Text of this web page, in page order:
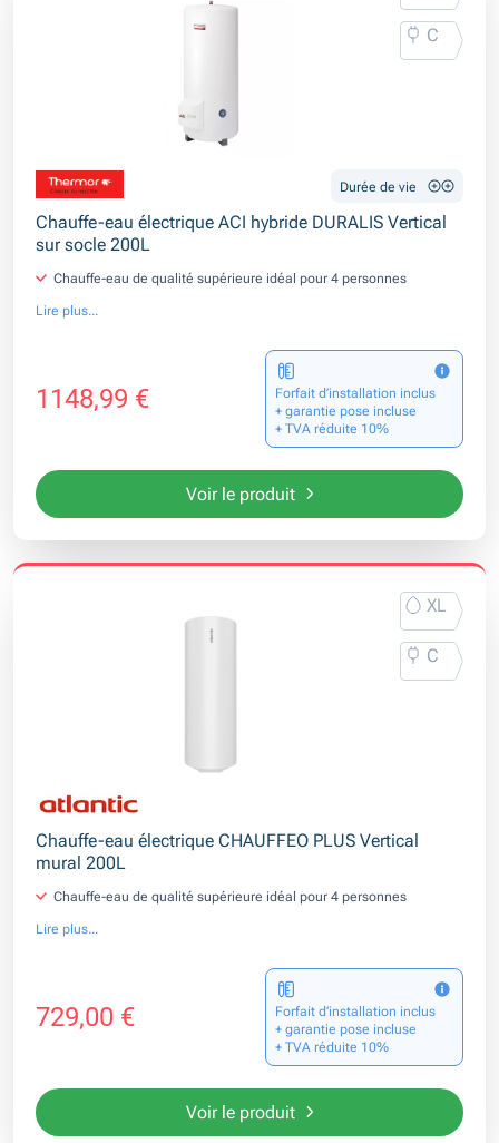
C
Durée de vie
Chauffe-eau électrique ACI hybride DURALIS Vertical
sur socle 200L
Chauffe-eau de qualité supérieure idéal pour 4 personnes
Lire plus...
1148,99 €
Forfait d’installation inclus
+ garantie pose incluse
+ TVA réduite 10%
Voir le produit
XL
C
Chauffe-eau électrique CHAUFFEO PLUS Vertical
mural 200L
Chauffe-eau de qualité supérieure idéal pour 4 personnes
Lire plus...
729,00 €
Forfait d’installation inclus
+ garantie pose incluse
+ TVA réduite 10%
Voir le produit